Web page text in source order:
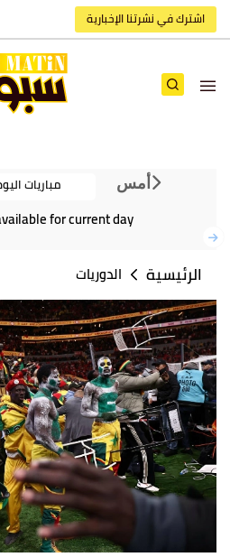
اشترك في نشرتنا الإخبارية
أمس مباريات
for current day
الرئيسية الدوريات